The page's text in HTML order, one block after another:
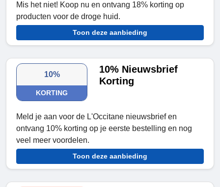
Mis het niet! Koop nu en ontvang 18% korting op
producten voor de droge huid.
Toon deze aanbieding
10%
KORTING
10% Nieuwsbrief
Korting
Meld je aan voor de L'Occitane nieuwsbrief en
ontvang 10% korting op je eerste bestelling en nog
veel meer voordelen.
Toon deze aanbieding